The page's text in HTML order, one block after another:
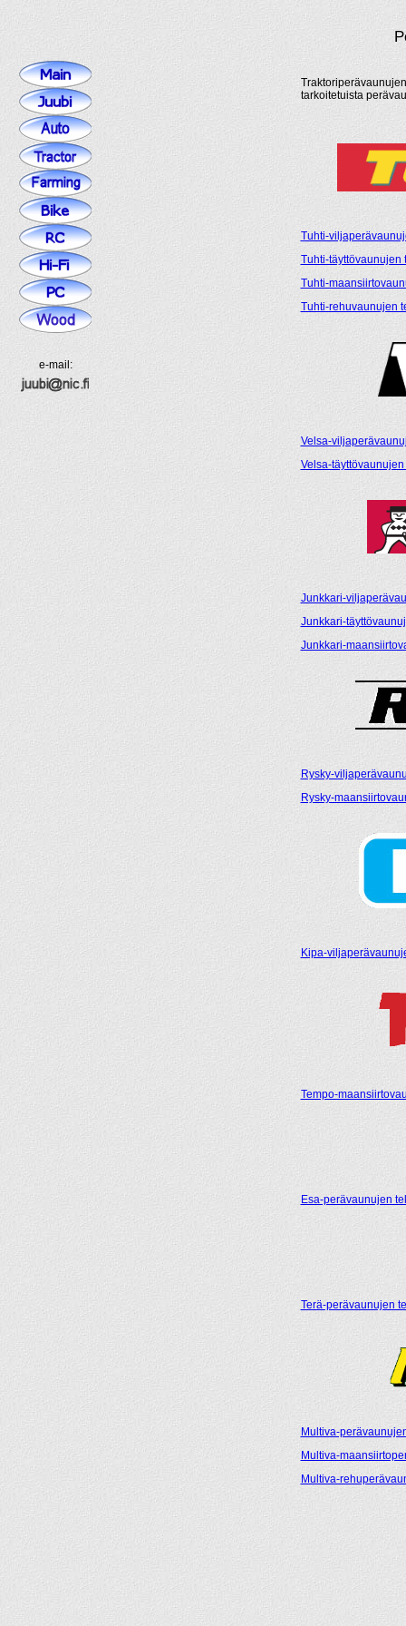
e-mail:
tarkoitetuista
Tuhti-
Tuhti-täyttövaunujen
Tuhti-
Tuhti-rehuvaunujen
Velsa-
Velsa-
Junkkari-
Junkkari-
Junkkari-
Rysky-
Rysky-
Kipa-
Tempo-
Esa-perävaunujen
Terä-perävaunujen
Multiva-
Multiva-
Multiva-